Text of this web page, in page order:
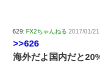
629: FX2ちゃんねる 2017/01/
>>626
海外だよ国内だと